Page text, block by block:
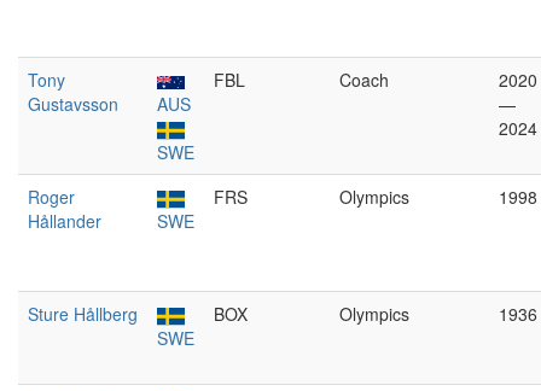
Tony
Gustavsson
AUS
SWE
FBL Coach
2020
—
2024
Roger
Hållander
SWE
FRS Olympics 1998
Sture Hållberg
SWE
BOX Olympics 1936